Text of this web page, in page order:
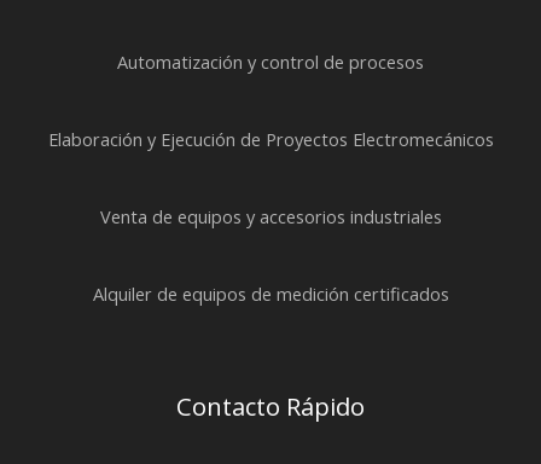
Automatización y control de procesos
Elaboración y Ejecución de Proyectos Electromecánicos
Venta de equipos y accesorios industriales
Alquiler de equipos de medición certificados
Contacto Rápido